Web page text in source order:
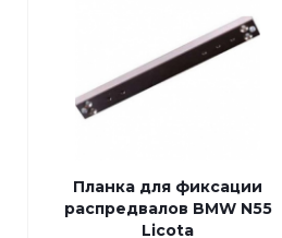
Планка для фиксации
распредвалов BMW N55
Licota